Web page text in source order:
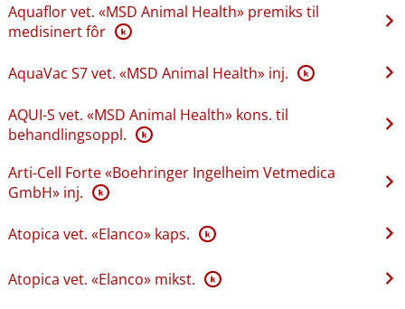
Aquaflor vet. «MSD Animal Health» premiks til
medisinert fôr K
AquaVac S7 vet. «MSD Animal Health» inj. K
AQUI-S vet. «MSD Animal Health» kons. til
behandlingsoppl. K
Arti-Cell Forte «Boehringer Ingelheim Vetmedica
GmbH» inj. K
Atopica vet. «Elanco» kaps. K
Atopica vet. «Elanco» mikst. K